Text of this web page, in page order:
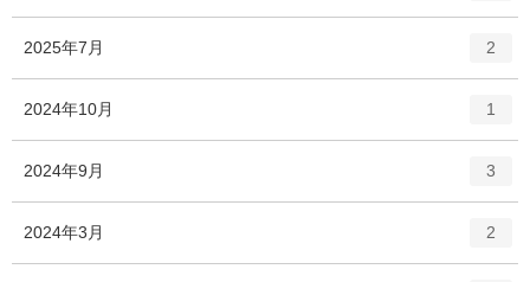
ー
ー
数
2025年7月
リ
ー
2
2024年10月
ー
1
2024年9月
ー
3
2024年3月 2